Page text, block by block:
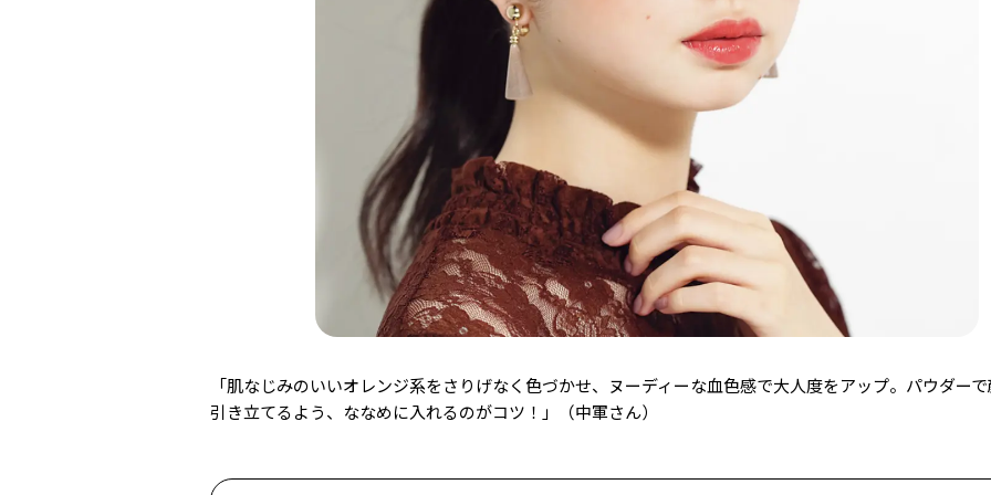
「肌なじみのいいオレンジ系をさりげなく色づかせ、ヌーディーな血色感で大人度をアップ。パウダー
引き立てるよう、ななめに入れるのがコツ！」（中軍さん）